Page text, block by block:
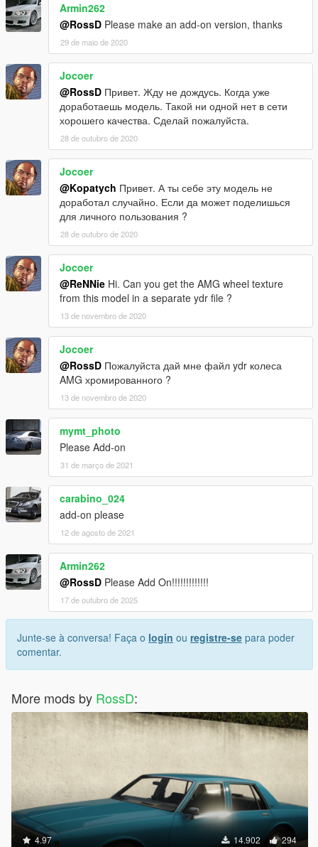
Armin262
@RossD Please make an add-on version, thanks
29 de maio de 2020
Jocoer
@RossD Привет. Жду не дождусь. Когда уже
доработаешь модель. Такой ни одной нет в сети
хорошего качества. Сделай пожалуйста.
28 de outubro de 2020
Jocoer
@Kopatych Привет. А ты себе эту модель не
доработал случайно. Если да может поделишься
для личного пользования ?
28 de outubro de 2020
Jocoer
@ReNNie Hi. Can you get the AMG wheel texture
from this model in a separate ydr file ?
13 de novembro de 2020
Jocoer
@RossD Пожалуйста дай мне файл ydr колеса
AMG хромированного ?
13 de novembro de 2020
mymt_photo
Please Add-on
31 de março de 2021
carabino_024
add-on please
12 de agosto de 2021
Armin262
@RossD Please Add On!!!!!!!!!!!!!
17 de outubro de 2025
Junte-se à conversa! Faça o login ou registre-se para poder
comentar.
More mods by RossD:
4.97 14.902 294